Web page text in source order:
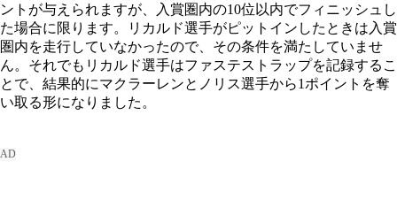
ントが与えられますが、入賞圏内の10位以内でフィニッシュし
た場合に限ります。リカルド選手がピットインしたときは入賞
圏内を走行していなかったので、その条件を満たしていませ
ん。それでもリカルド選手はファステストラップを記録するこ
とで、結果的にマクラーレンとノリス選手から1ポイントを奪
い取る形になりました。